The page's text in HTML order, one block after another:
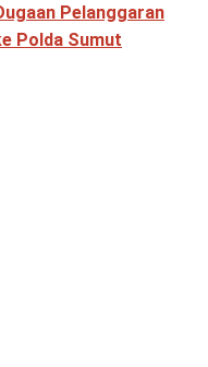
Pelanggaran
Polda Sumut